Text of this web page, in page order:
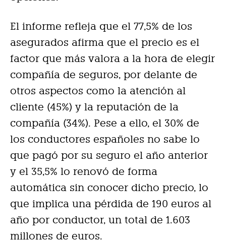
El informe refleja que el 77,5% de los
asegurados afirma que el precio es el
factor que más valora a la hora de elegir
compañía de seguros, por delante de
otros aspectos como la atención al
cliente (45%) y la reputación de la
compañía (34%). Pese a ello, el 30% de
los conductores españoles no sabe lo
que pagó por su seguro el año anterior
y el 35,5% lo renovó de forma
automática sin conocer dicho precio, lo
que implica una pérdida de 190 euros al
año por conductor, un total de 1.603
millones de euros.